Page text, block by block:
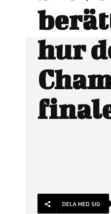
hur
DELA MED SIG